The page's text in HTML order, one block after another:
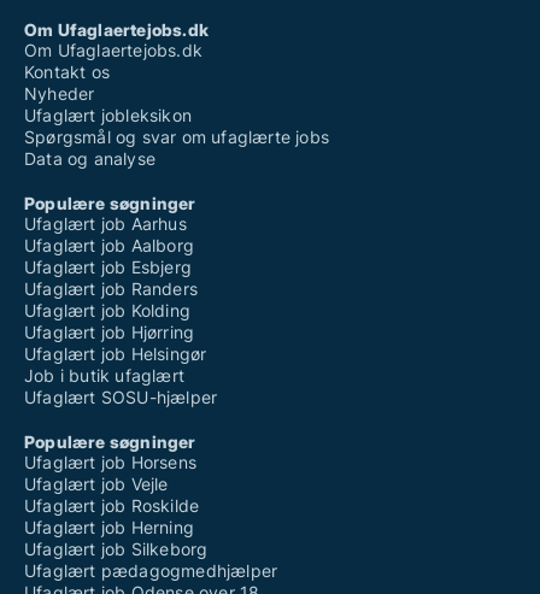
Om Ufaglaertejobs.dk
Om Ufaglaertejobs.dk
Kontakt os
Nyheder
Ufaglært jobleksikon
Spørgsmål og svar om ufaglærte jobs
Data og analyse
Populære søgninger
Ufaglært job Aarhus
Ufaglært job Aalborg
Ufaglært job Esbjerg
Ufaglært job Randers
Ufaglært job Kolding
Ufaglært job Hjørring
Ufaglært job Helsingør
Job i butik ufaglært
Ufaglært SOSU-hjælper
Populære søgninger
Ufaglært job Horsens
Ufaglært job Vejle
Ufaglært job Roskilde
Ufaglært job Herning
Ufaglært job Silkeborg
Ufaglært pædagogmedhjælper